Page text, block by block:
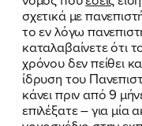
σχετικά με
το εν λόγω
καταλαβαίνετε ότι
χρόνου δεν πείθει
ίδρυση του
κάνει πριν από 9
επιλέξατε – για